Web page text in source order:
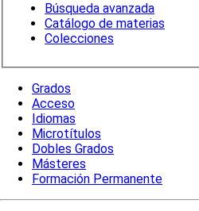
Búsqueda avanzada
Catálogo de materias
Colecciones
Grados
Acceso
Idiomas
Microtítulos
Dobles Grados
Másteres
Formación Permanente